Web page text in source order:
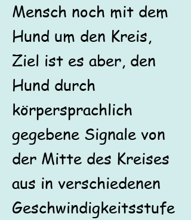
Mensch noch mit dem
Hund um den Kreis,
Ziel ist es aber, den
Hund durch
körpersprachlich
gegebene Signale von
der Mitte des Kreises
aus in verschiedenen
Geschwindigkeitsstufe